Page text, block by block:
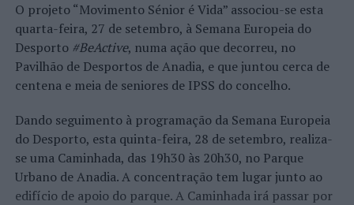
O projeto “Movimento Sénior é Vida” associou-se esta
quarta-feira, 27 de setembro, à Semana Europeia do
Desporto #BeActive, numa ação que decorreu, no
Pavilhão de Desportos de Anadia, e que juntou cerca de
centena e meia de seniores de IPSS do concelho.
Dando seguimento à programação da Semana Europeia
do Desporto, esta quinta-feira, 28 de setembro, realiza-
se uma Caminhada, das 19h30 às 20h30, no Parque
Urbano de Anadia. A concentração tem lugar junto ao
edifício de apoio do parque. A Caminhada irá passar por